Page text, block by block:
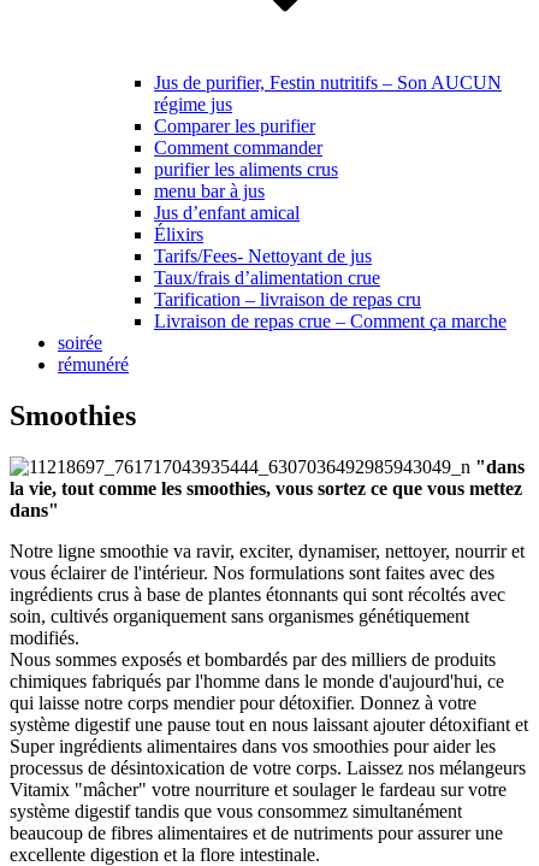
Jus de purifier, Festin nutritifs – Son AUCUN
régime jus
Comparer les purifier
Comment commander
purifier les aliments crus
menu bar à jus
Jus d’enfant amical
Élixirs
Tarifs/Fees- Nettoyant de jus
Taux/frais d’alimentation crue
Tarification – livraison de repas cru
Livraison de repas crue – Comment ça marche
soirée
rémunéré
Smoothies
"dans
la vie, tout comme les smoothies, vous sortez ce que vous mettez
dans"
Notre ligne smoothie va ravir, exciter, dynamiser, nettoyer, nourrir et
vous éclairer de l'intérieur. Nos formulations sont faites avec des
ingrédients crus à base de plantes étonnants qui sont récoltés avec
soin, cultivés organiquement sans organismes génétiquement
modifiés.
Nous sommes exposés et bombardés par des milliers de produits
chimiques fabriqués par l'homme dans le monde d'aujourd'hui, ce
qui laisse notre corps mendier pour détoxifier. Donnez à votre
système digestif une pause tout en nous laissant ajouter détoxifiant et
Super ingrédients alimentaires dans vos smoothies pour aider les
processus de désintoxication de votre corps. Laissez nos mélangeurs
Vitamix "mâcher" votre nourriture et soulager le fardeau sur votre
système digestif tandis que vous consommez simultanément
beaucoup de fibres alimentaires et de nutriments pour assurer une
excellente digestion et la flore intestinale.